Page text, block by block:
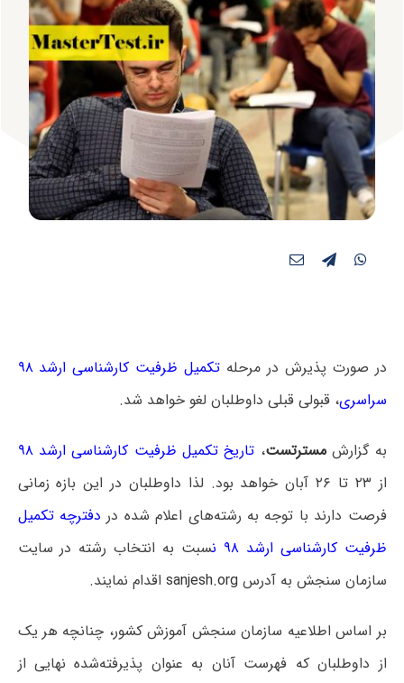
در صورت پذیرش در مرحله
تکمیل ظرفیت کارشناسی ارشد ۹۸
سراسری، قبولی قبلی داوطلبان لغو خواهد شد.
به گزارشمسترتست، تاریخ تکمیل ظرفیت کارشناسی ارشد ۹۸
از ۲۳ تا ۲۶ آبان خواهد بود. لذا داوطلبان در این بازه زمانی
فرصت دارند با توجه به رشته‌های اعلام شده در دفترچه تکمیل
ظرفیت کارشناسی ارشد ۹۸
نسبت به انتخاب رشته در سایت
سازمان سنجش به آدرسsanjesh.org اقدام نمایند.
بر اساس اطلاعیه سازمان سنجش آموزش کشور، چنانچه‌ هر یک
‌از داوطلبان که ‌فهرست‌ آنان‌ به‌ عنوان‌ پذیرفته‌‌شده‌ نهایی‌ از